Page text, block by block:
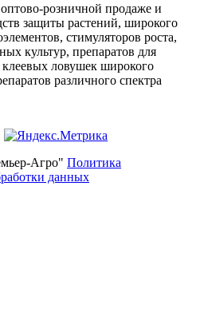
розничной продаже и
защиты растений, широкого
стимуляторов роста,
культур, препаратов для
клеевых ловушек широкого
различного спектра
Агро" Политика
данных